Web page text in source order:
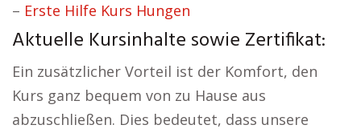
– Erste Hilfe Kurs Hungen
Aktuelle Kursinhalte sowie Zertifikat:
Ein zusätzlicher Vorteil ist der Komfort, den
Kurs ganz bequem von zu Hause aus
abzuschließen. Dies bedeutet, dass unsere